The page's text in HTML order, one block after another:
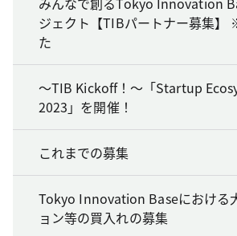
ジェクト【TIBパートナー募集】
た
～TIB Kickoff！～「Startup
2023」を開催！
これまでの募集
Tokyo Innovation Baseにおける
ョン等の買入れの募集